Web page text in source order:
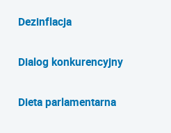
Dezinflacja
Dialog konkurencyjny
Dieta parlamentarna